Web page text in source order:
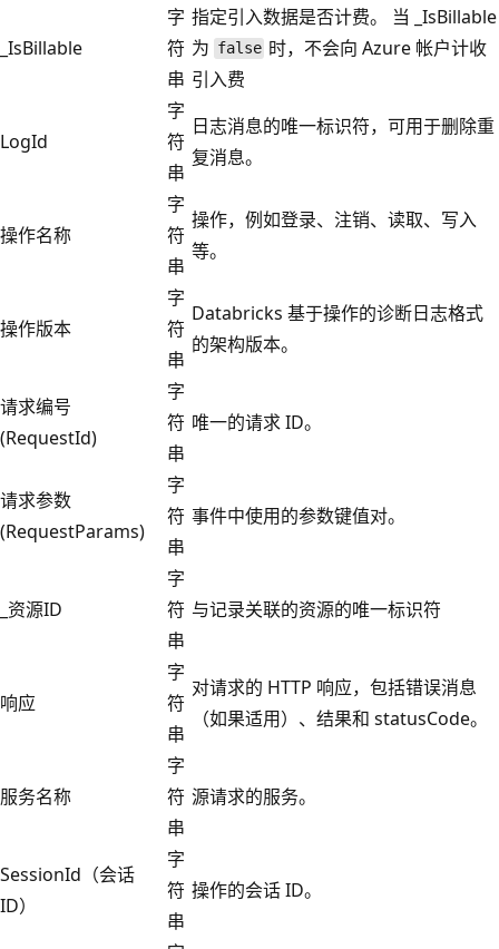
_IsBillable
字
符
串
指定引入数据是否计费。 当 _IsBillable
为 false 时，不会向 Azure 帐户计收
引入费
LogId
字
符
串
日志消息的唯一标识符，可用于删除重
复消息。
操作名称
字
符
串
操作，例如登录、注销、读取、写入
等。
操作版本
字
符
串
Databricks 基于操作的诊断日志格式
的架构版本。
请求编号
(RequestId)
字
符
串
唯一的请求 ID。
请求参数
(RequestParams)
字
符
串
事件中使用的参数键值对。
_资源ID
字
符
串
与记录关联的资源的唯一标识符
响应
字
符
串
对请求的 HTTP 响应，包括错误消息
（如果适用）、结果和 statusCode。
服务名称
字
符
串
源请求的服务。
SessionId（会话
ID）
字
符
串
操作的会话 ID。